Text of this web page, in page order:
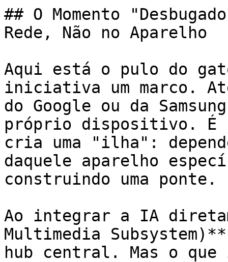
## O Momento
Rede, Não no Aparelho
Aqui está o pulo do
iniciativa um marco.
do Google ou da
próprio dispositivo. É
cria uma "ilha":
daquele aparelho
construindo uma ponte.
Ao integrar a IA
Multimedia
hub central. Mas o